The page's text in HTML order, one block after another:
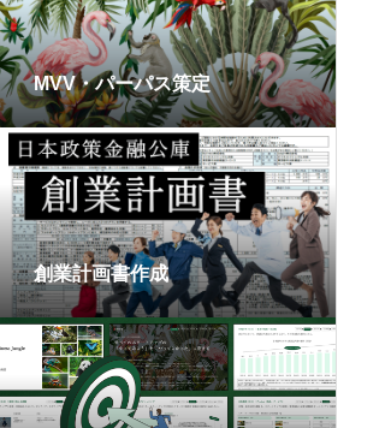
MVV・パーパス策定
創業計画書作成